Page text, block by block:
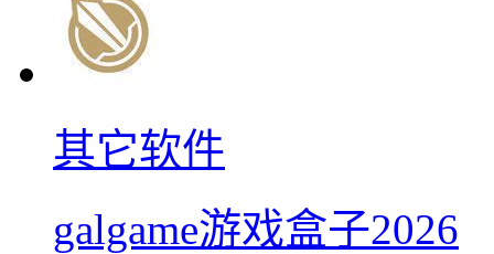
其它软件
galgame游戏盒子2026